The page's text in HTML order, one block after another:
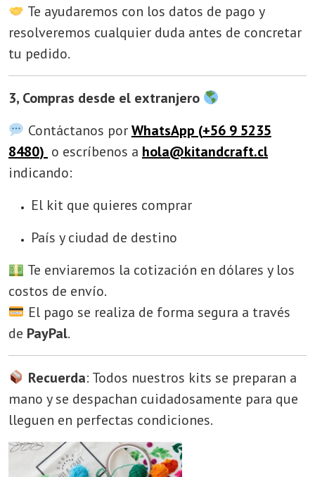
Te ayudaremos con los datos de pago y
resolveremos cualquier duda antes de concretar
tu pedido.
3, Compras desde el extranjero
Contáctanos porWhatsApp (+56 9 5235
8480) o escríbenos a hola@kitandcraft.cl
indicando:
El kit que quieres comprar
País y ciudad de destino
Te enviaremos la cotización en dólares y los
costos de envío.
El pago se realiza de forma segura a través
de PayPal.
Recuerda: Todos nuestros kits se preparan a
mano y se despachan cuidadosamente para que
lleguen en perfectas condiciones.